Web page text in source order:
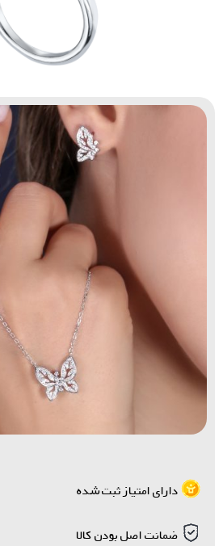
گالری زاب سیلور
دارای امتیاز ثبت شده
ضمانت اصل بودن کالا